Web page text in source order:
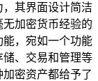
其界面设计简洁
加密货币经验的
，宛如一个功能
、交易和管理等
密资产都给予了